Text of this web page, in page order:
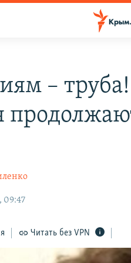
–
09:47
Читать без VPN